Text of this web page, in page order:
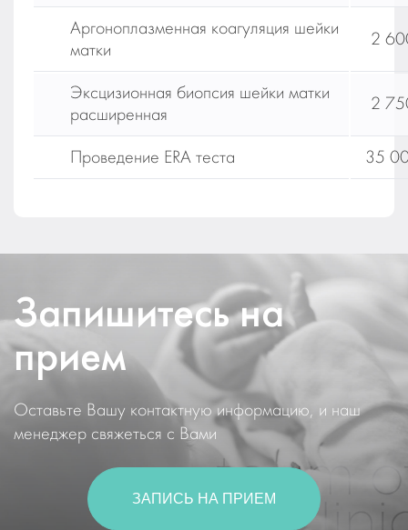
Аргоноплазменная коагуляция шейки
матки
2
Эксцизионная биопсия шейки матки
расширенная
2
Проведение ERA теста 35
Запишитесь на
прием
Оставьте Вашу контактную информацию, и наш
менеджер свяжеться с Вами
ЗАПИСЬ НА ПРИЕМ